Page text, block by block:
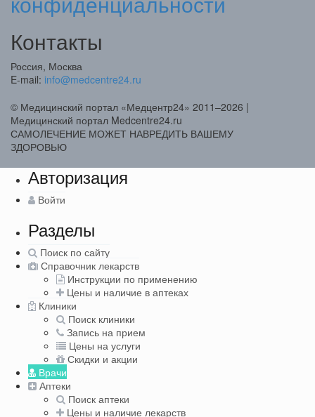
Контакты
Россия, Москва
E-mail: info@medcentre24.ru
© Медицинский портал «Медцентр24» 2011–2026 |
Медицинский портал Medcentre24.ru
САМОЛЕЧЕНИЕ МОЖЕТ НАВРЕДИТЬ ВАШЕМУ
ЗДОРОВЬЮ
Авторизация
Войти
Разделы
Поиск по сайту
Справочник лекарств
Инструкции по применению
Цены и наличие в аптеках
Клиники
Поиск клиники
Запись на прием
Цены на услуги
Скидки и акции
Врачи
Аптеки
Поиск аптеки
Цены и наличие лекарств